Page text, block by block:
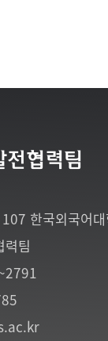
전협력팀
한국외국어
팀